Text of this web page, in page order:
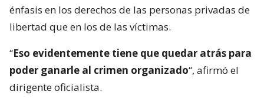
énfasis en los derechos de las personas privadas de
libertad que en los de las víctimas.
“Eso evidentemente tiene que quedar atrás para
poder ganarle al crimen organizado“, afirmó el
dirigente oficialista.